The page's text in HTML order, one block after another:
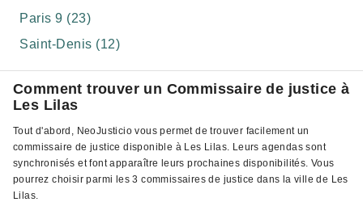
Paris 9 (23)
Saint-Denis (12)
Comment trouver un Commissaire de justice à
Les Lilas
Tout d'abord, NeoJusticio vous permet de trouver facilement un
commissaire de justice disponible à Les Lilas. Leurs agendas sont
synchronisés et font apparaître leurs prochaines disponibilités. Vous
pourrez choisir parmi les 3 commissaires de justice dans la ville de Les
Lilas.